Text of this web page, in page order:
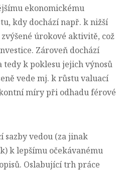
ekonomickému
kdy dochází např. k nižší
úrokové aktivitě, což
Zároveň dochází
tedy k poklesu jejich výnosů
vede mj. k růstu valuací
míry při odhadu férové
sazby vedou (za jinak
k lepšímu očekávanému
Oslabující trh práce